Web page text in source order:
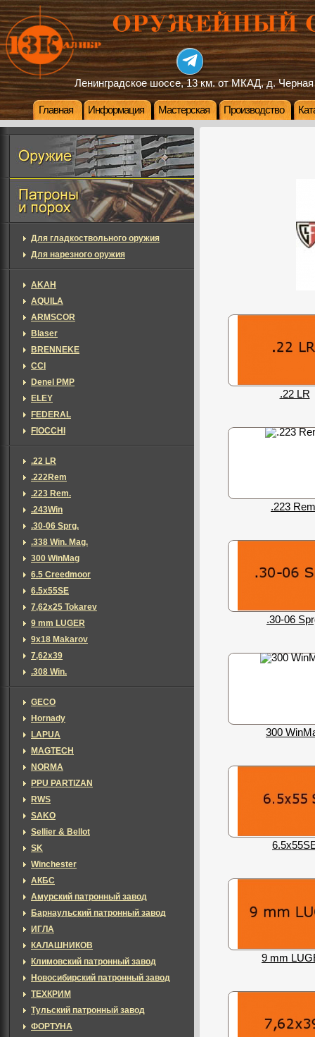
Ленинградское шоссе, 13 км. от МКАД, д. Черная
Главная Информация Мастерская Производство
.22 LR
.223
.30-06
300
9 mm
Для гладкоствольного оружия
Для нарезного оружия
AKAH
AQUILA
ARMSCOR
Blaser
BRENNEKE
CCI
Denel PMP
ELEY
FEDERAL
FIOCCHI
.22 LR
.222Rem
.223 Rem.
.243Win
.30-06 Sprg.
.338 Win. Mag.
300 WinMag
6.5 Creedmoor
6.5x55SE
7,62х25 Tokarev
9 mm LUGER
9х18 Makarov
7,62х39
.308 Win.
GECO
Hornady
LAPUA
MAGTECH
NORMA
PPU PARTIZAN
RWS
SAKO
Sellier & Bellot
SK
Winchester
АКБС
Амурский патронный завод
Барнаульский патронный завод
ИГЛА
КАЛАШНИКОВ
Климовский патронный завод
Новосибирский патронный завод
ТЕХКРИМ
Тульский патронный завод
ФОРТУНА